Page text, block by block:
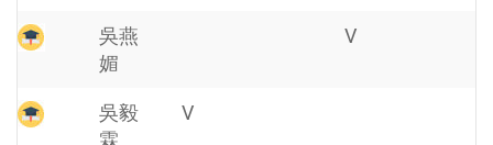
吳燕
媚
V
吳毅
霖
V